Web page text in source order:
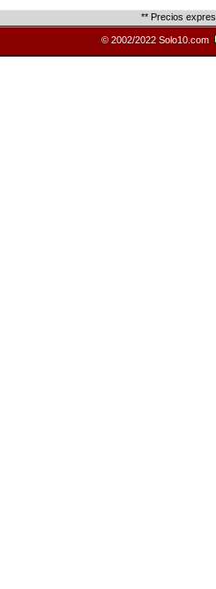
** Precios
© 2002/2022 Solo10.com